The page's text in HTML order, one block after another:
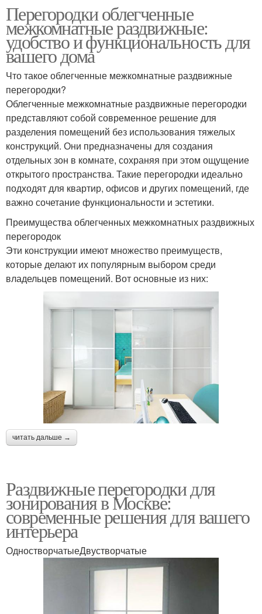
Перегородки облегченные
межкомнатные раздвижные:
удобство и функциональность для
вашего дома
Что такое облегченные межкомнатные раздвижные
перегородки?
Облегченные межкомнатные раздвижные перегородки
представляют собой современное решение для
разделения помещений без использования тяжелых
конструкций. Они предназначены для создания
отдельных зон в комнате, сохраняя при этом ощущение
открытого пространства. Такие перегородки идеально
подходят для квартир, офисов и других помещений, где
важно сочетание функциональности и эстетики.
Преимущества облегченных межкомнатных раздвижных
перегородок
Эти конструкции имеют множество преимуществ,
которые делают их популярным выбором среди
владельцев помещений. Вот основные из них:
читать дальше →
Раздвижные перегородки для
зонирования в Москве:
современные решения для вашего
интерьера
ОдностворчатыеДвустворчатые